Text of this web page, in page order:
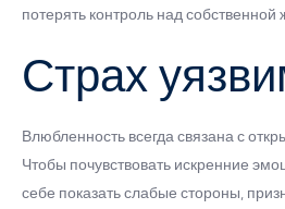
потерять контроль над собственной
Страх
Влюбленность всегда связана с
Чтобы почувствовать искренние
себе показать слабые стороны,